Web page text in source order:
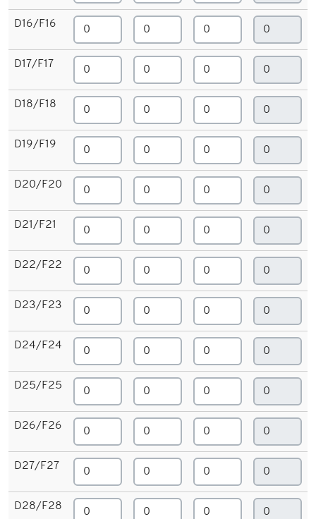
D16/F16
D17/F17
D18/F18
D19/F19
D20/F20
D21/F21
D22/F22
D23/F23
D24/F24
D25/F25
D26/F26
D27/F27
D28/F28